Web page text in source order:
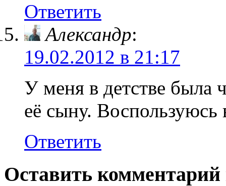
Ответить
Александр:
19.02.2012 в 21:17
У меня в детстве была
её сыну.
Ответить
Оставить